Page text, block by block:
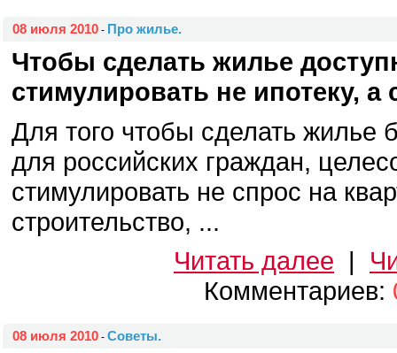
08 июля 2010 - Про жилье.
Чтобы сделать жилье
стимулировать не ипотеку, а
Для того чтобы сделать жилье
для российских граждан,
стимулировать не спрос на
строительство, ...
Читать далее |
Комментариев:
08 июля 2010 - Советы.